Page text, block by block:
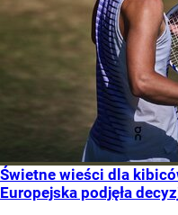
Świetne wieści dla
Europejska podjęła